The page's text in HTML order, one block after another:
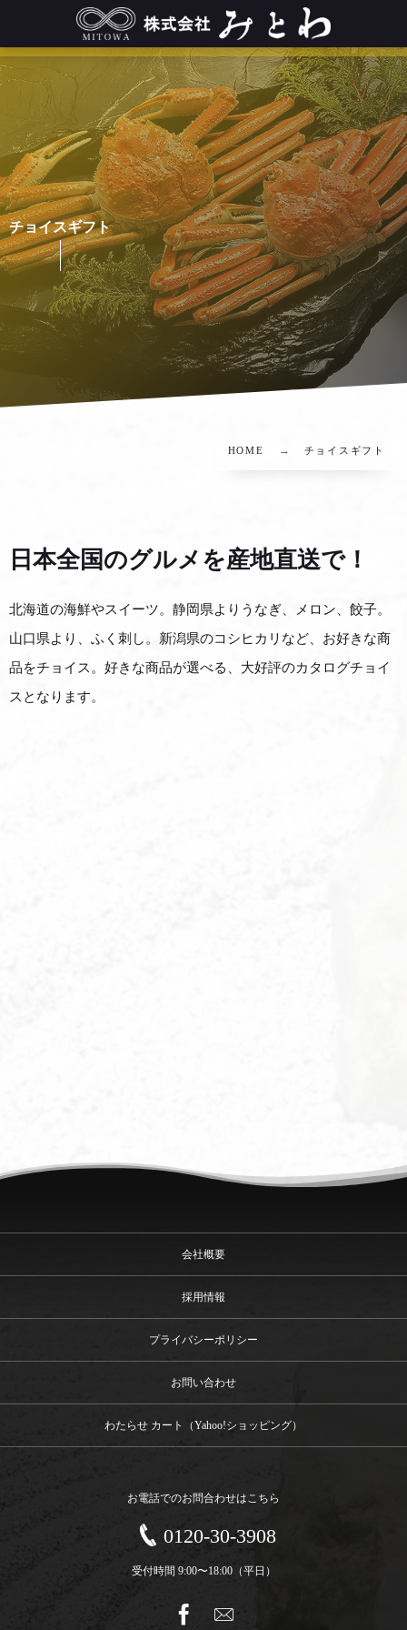
チョイスギフト
HOME チョイスギフト
日本全国のグルメを産地直送で！
北海道の海鮮やスイーツ。静岡県よりうなぎ、メロン、餃子。
山口県より、ふく刺し。新潟県のコシヒカリなど、お好きな商
品をチョイス。好きな商品が選べる、大好評のカタログチョイ
スとなります。
会社概要
採用情報
プライバシーポリシー
お問い合わせ
わたらせ カート（Yahoo!ショッピング）
お電話でのお問合わせはこちら
0120-30-3908
受付時間 9:00〜18:00（平日）